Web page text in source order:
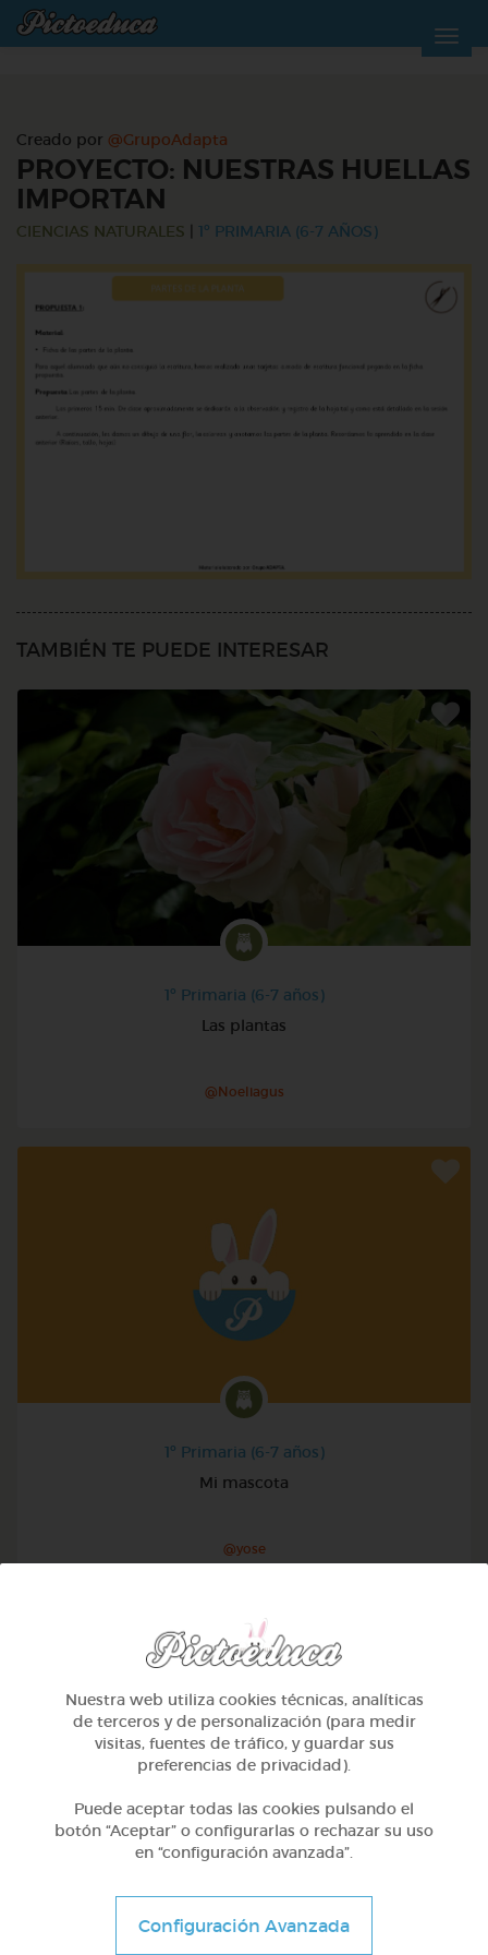
Creado por @GrupoAdapta
PROYECTO: NUESTRAS HUELLAS
IMPORTAN
CIENCIAS NATURALES 1º PRIMARIA (6-7 AÑOS)
TAMBIÉN TE PUEDE INTERESAR
1º Primaria (6-7 años)
Las plantas
@Noeliagus
1º Primaria (6-7 años)
Mi mascota
@yose
Conociendo nuestro cuerpo
Nuestra web utiliza cookies técnicas, analíticas
de terceros y de personalización (para medir
visitas, fuentes de tráfico, y guardar sus
preferencias de privacidad).
Puede aceptar todas las cookies pulsando el
botón “Aceptar” o configurarlas o rechazar su uso
en “configuración avanzada”.
Configuración Avanzada